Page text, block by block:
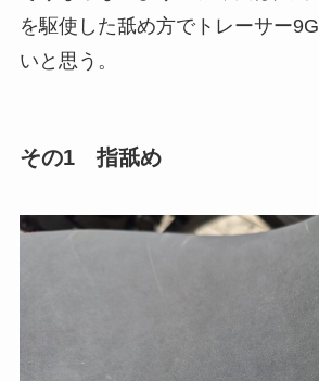
を駆使した舐め方でトレーサー
いと思う。
その1 指舐め